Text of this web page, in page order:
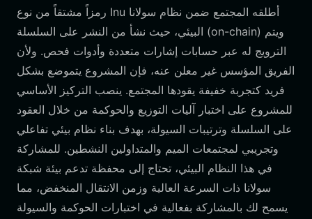
رمزاً مشتقاً من نوع Inu أطلقه المجتمع ضمن نظام سولانا
البيئي، حيث نشأ من النشر على السلسلة (on-chain) ويتم
الترويج له عبر حسابات إشارات متعددة وأدوات فحص. ولأن
الفريق المؤسس غير معلن عنه، فإن المشروع يتموضع بشكل
فريد كتجربة خفيفة يقودها المجتمع. ينصب التركيز الأساسي
للمشروع على اختبار آليات التوزيع والحوكمة من خلال العقود
على السلسلة وترتيبات السيولة، بهدف بناء نظام بيئي تفاعلي
وتجريبي لمجتمعات الميم والمتداولين النشطين. للمشاركة
في هذا النظام البيئي، تحتاج إلى محفظة تدعم بيئة شبكة
سولانا ذات السرعة العالية وزمن الانتقال المنخفض، مما
يسمح لك بالمشاركة بفعالية في اختبارات الحوكمة والسيولة